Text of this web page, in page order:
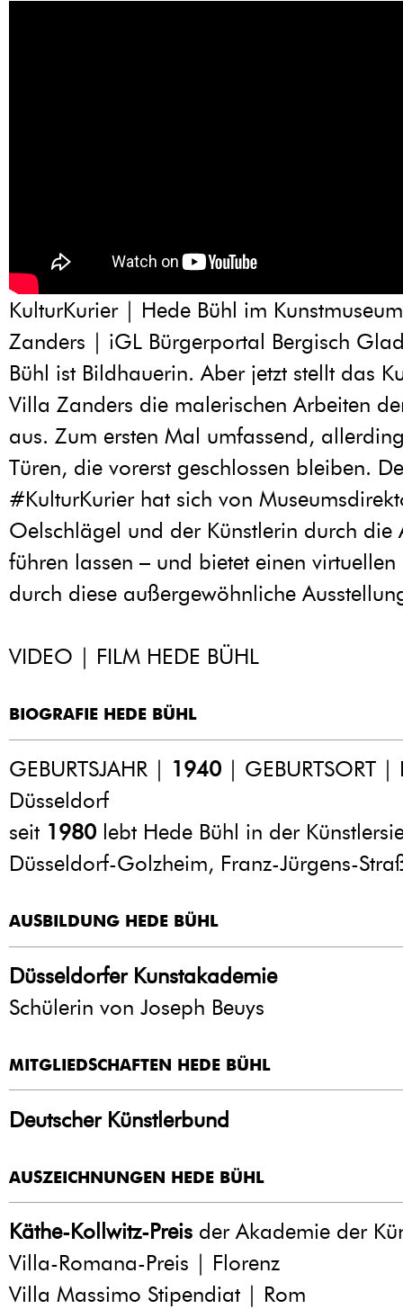
KulturKurier | Hede Bühl im
Zanders | iGL Bürgerportal Bergisch
Bühl ist Bildhauerin. Aber jetzt stellt das
Villa Zanders die malerischen Arbeiten
aus. Zum ersten Mal umfassend,
Türen, die vorerst geschlossen bleiben.
#KulturKurier hat sich von
Oelschlägel und der Künstlerin durch die
führen lassen – und bietet einen
durch diese außergewöhnliche
VIDEO | FILM HEDE BÜHL
BIOGRAFIE HEDE BÜHL
GEBURTSJAHR | 1940 | GEBURTSORT
Düsseldorf
seit 1980 lebt Hede Bühl in der
Düsseldorf-Golzheim, Franz-Jürgens-
AUSBILDUNG HEDE BÜHL
Düsseldorfer Kunstakademie
Schülerin von Joseph Beuys
MITGLIEDSCHAFTEN HEDE BÜHL
Deutscher Künstlerbund
AUSZEICHNUNGEN HEDE BÜHL
Käthe-Kollwitz-Preis der Akademie der
Villa-Romana-Preis | Florenz
Villa Massimo Stipendiat | Rom